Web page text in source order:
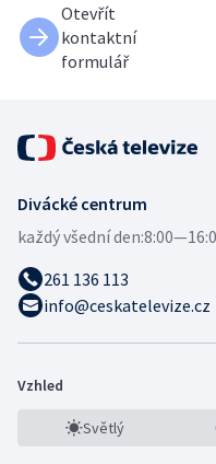
Otevřít
kontaktní
formulář
Divácké centrum
každý všední den:
261 136 113
info@ceskatelevize.cz
Vzhled
Světlý